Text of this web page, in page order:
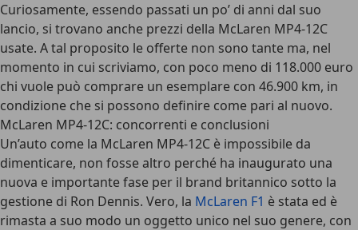
Curiosamente, essendo passati un po’ di anni dal suo
lancio, si trovano anche prezzi della McLaren MP4-12C
usate. A tal proposito le offerte non sono tante ma, nel
momento in cui scriviamo, con poco meno di 118.000 euro
chi vuole può comprare un esemplare con 46.900 km, in
condizione che si possono definire come pari al nuovo.
McLaren MP4-12C: concorrenti e conclusioni
Un’auto come la McLaren MP4-12C è impossibile da
dimenticare, non fosse altro perché ha inaugurato una
nuova e importante fase per il brand britannico sotto la
gestione di Ron Dennis. Vero, la McLaren F1 è stata ed è
rimasta a suo modo un oggetto unico nel suo genere, con